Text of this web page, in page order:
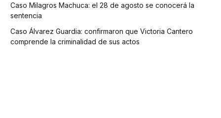
Caso Milagros Machuca: el 28 de agosto se conocerá la
sentencia
Caso Álvarez Guardia: confirmaron que Victoria Cantero
comprende la criminalidad de sus actos